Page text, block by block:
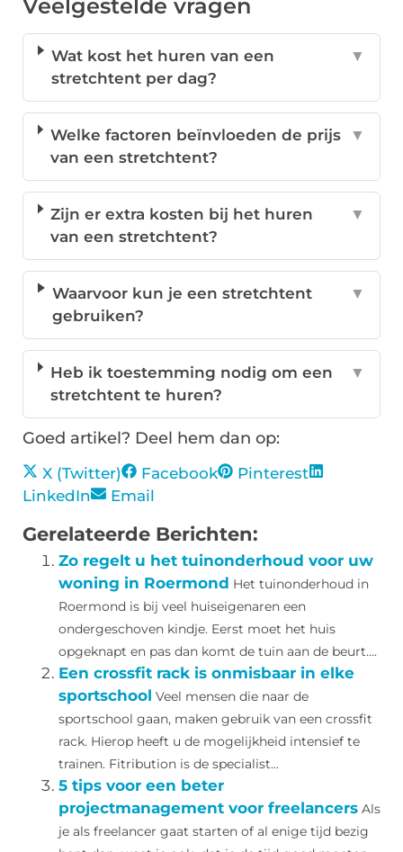
Veelgestelde vragen
Wat kost het huren van een
stretchtent per dag?
▼
Welke factoren beïnvloeden de prijs
van een stretchtent?
▼
Zijn er extra kosten bij het huren
van een stretchtent?
▼
Waarvoor kun je een stretchtent
gebruiken?
▼
Heb ik toestemming nodig om een
stretchtent te huren?
▼
Goed artikel? Deel hem dan op:
X (Twitter) Facebook
Pinterest
LinkedIn
Email
Gerelateerde Berichten:
Zo regelt u het tuinonderhoud voor uw
woning in Roermond Het tuinonderhoud in
Roermond is bij veel huiseigenaren een
ondergeschoven kindje. Eerst moet het huis
opgeknapt en pas dan komt de tuin aan de beurt....
Een crossfit rack is onmisbaar in elke
sportschool Veel mensen die naar de
sportschool gaan, maken gebruik van een crossfit
rack. Hierop heeft u de mogelijkheid intensief te
trainen. Fitribution is de specialist...
5 tips voor een beter
projectmanagement voor freelancers Als
je als freelancer gaat starten of al enige tijd bezig